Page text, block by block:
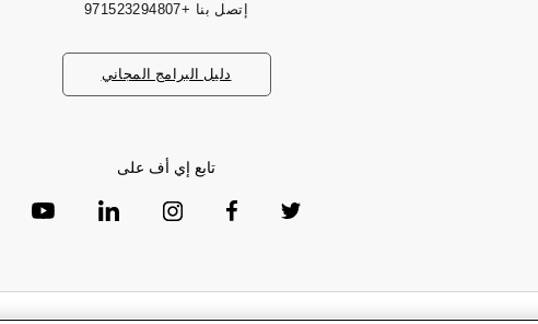
إتصل بنا +971523294807
دليل البرامج المجاني
تابع إي أف على